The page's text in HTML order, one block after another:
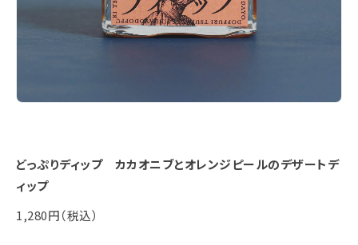
どっぷりディップ カカオニブとオレンジピールのデザートデ
ィップ
1,280円（税込）